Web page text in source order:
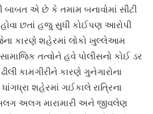
બાબત એ છે કે તમામ બનાવોમાં સીટી
છતાં હજુ સુધી કોઈપણ આરોપી
કારણે શહેરમાં લોકો ખુલ્લેઆમ
તત્વોને હવે પોલીસનો કોઈ ડર
કામગીરીને કારણે ગુનેગારોના
શહેરમાં ગઈકાલે રાત્રિના
અલગ મારામારી અને જીવલેણ